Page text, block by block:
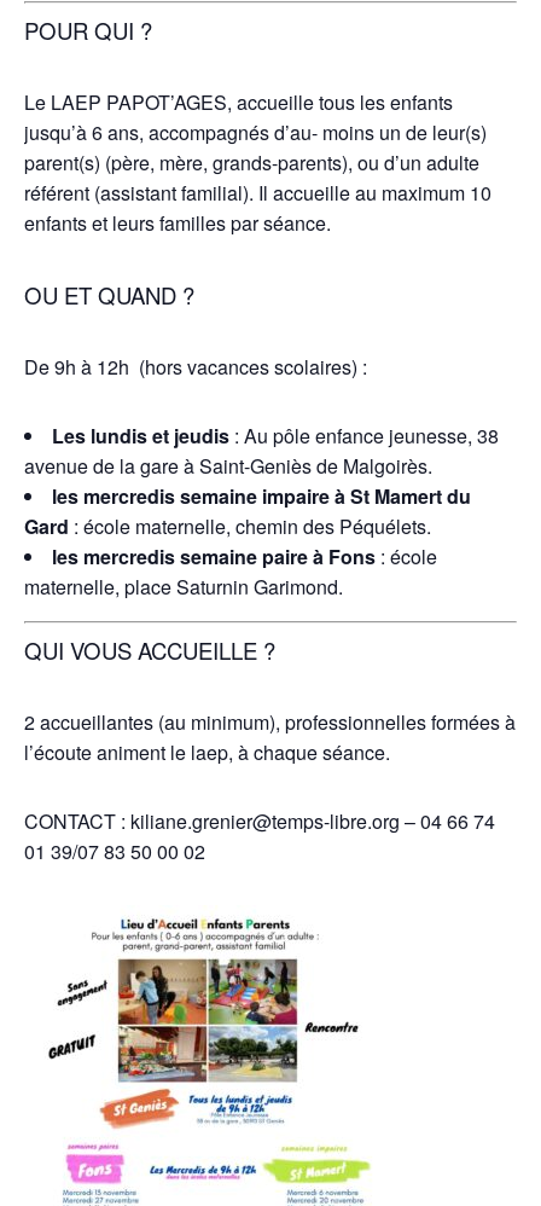
POUR QUI ?
Le LAEP PAPOT’AGES, accueille tous les enfants
jusqu’à 6 ans, accompagnés d’au- moins un de leur(s)
parent(s) (père, mère, grands-parents), ou d’un adulte
référent (assistant familial). Il accueille au maximum 10
enfants et leurs familles par séance.
OU ET QUAND ?
De 9h à 12h (hors vacances scolaires) :
Les lundis et jeudis : Au pôle enfance jeunesse, 38
avenue de la gare à Saint-Geniès de Malgoirès.
les mercredis semaine impaire à St Mamert du
Gard : école maternelle, chemin des Péquélets.
les mercredis semaine paire à Fons : école
maternelle, place Saturnin Garimond.
QUI VOUS ACCUEILLE ?
2 accueillantes (au minimum), professionnelles formées à
l’écoute animent le laep, à chaque séance.
CONTACT : kiliane.grenier@temps-libre.org – 04 66 74
01 39/07 83 50 00 02